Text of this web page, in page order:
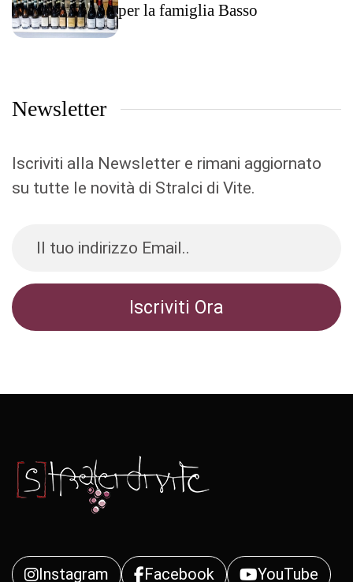
per la famiglia Basso
Newsletter
Iscriviti alla Newsletter e rimani aggiornato
su tutte le novità di Stralci di Vite.
Instagram Facebook YouTube